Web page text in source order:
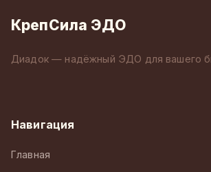
КрепСила ЭДО
Диадок — надёжный ЭДО для вашего
Навигация
Главная